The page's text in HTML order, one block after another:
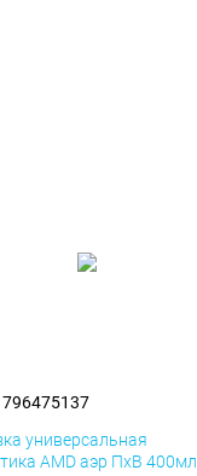
796475137
универсальная
AMD аэр ПхВ 400мл